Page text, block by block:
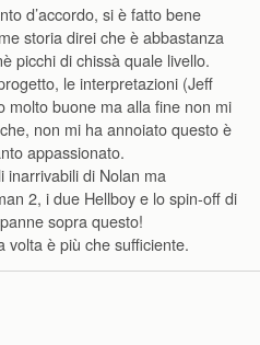
d’accordo, si è fatto bene
storia direi che è abbastanza
picchi di chissà quale livello.
le interpretazioni (Jeff
molto buone ma alla fine non mi
non mi ha annoiato questo è
appassionato.
inarrivabili di Nolan ma
2, i due Hellboy e lo spin-off di
sopra questo!
volta è più che sufficiente.